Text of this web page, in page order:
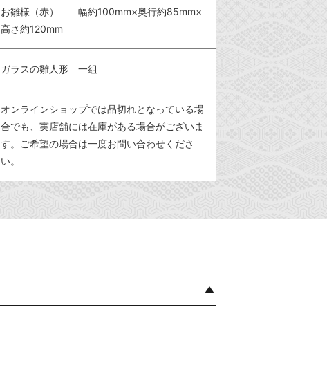
お雛様（赤） 幅約100mm×奥行約85mm×
高さ約120mm
ガラスの雛人形 一組
オンラインショップでは品切れとなっている場
合でも、実店舗には在庫がある場合がございま
す。ご希望の場合は一度お問い合わせくださ
い。